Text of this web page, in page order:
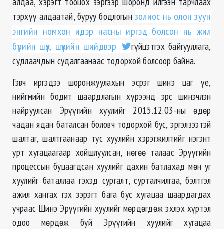
тэрхүү алдаатай, буруу бодлогын золиос нь олон зуун
энгийн номхон идэр насны иргэд болсон нь жил
бүрийн шүүх, шүүхийн шийдвэр
гүйцэтгэх байгууллага,
судлаачдын судалгаанаас тодорхой болсоор байна.
Гэвч иргэдээ шоронжуулахын эсрэг шинэ цаг үе,
нийгмийн бодит шаардлагын хүрээнд эрс шинэчлэн
найруулсан Эрүүгийн хуулийг 2015.12.03-ны өдөр
чадан ядан баталсан боловч тодорхой бус, эргэлзээтэй
шалтаг, шалтгаанаар тус хуулийн хэрэгжилтийг нэгэнт
урт хугацаагаар хойшлуулсан, нөгөө талаас Эрүүгийн
процессын буцаагдсан хуулийг дахин батлахад мөн уг
хуулийг баталлаа гэхэд сургалт, сурталчилгаа, бэлтгэл
ажил хангах гэх зэрэгт бага бус хугацаа шаардагдах
учраас Шинэ Эрүүгийн хуулийг мөрдөгдөж эхлэх хүртэл
одоо мөрдөж буй Эрүүгийн хуулийг хугацаа